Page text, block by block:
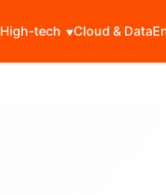
High-tech Cloud & Data